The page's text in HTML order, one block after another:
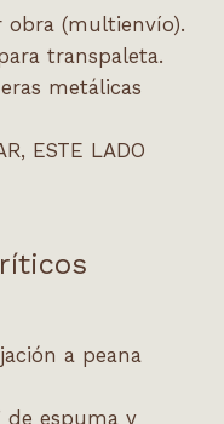
obra (multienvío).
transpaleta.
metálicas
ESTE LADO
a peana
de espuma y